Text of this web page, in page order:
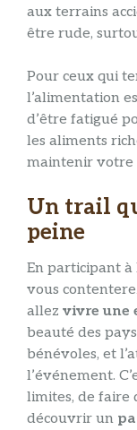
aux terrains
être rude,
Pour ceux qui
l’alimentation
d’être fatigué
les aliments
maintenir votre
Un trail
peine
En participant à
vous
allez vivre une
beauté des
bénévoles, et
l’événement.
limites, de faire
découvrir un